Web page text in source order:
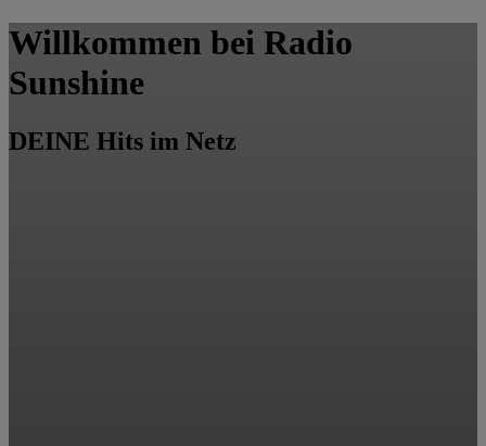
Willkommen bei Radio
Sunshine
DEINE Hits im Netz